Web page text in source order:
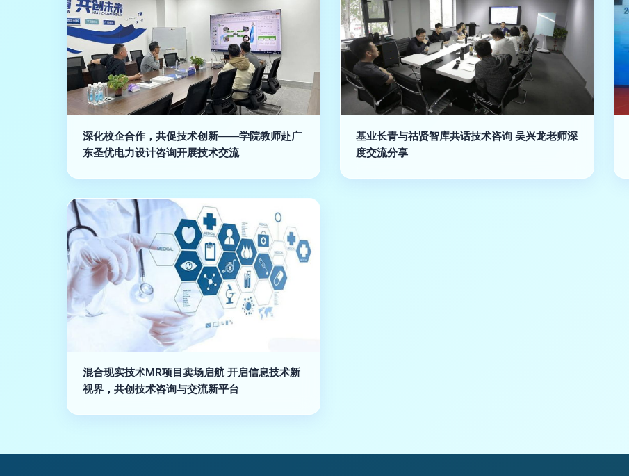
深化校企合作，共促技术创新——学院教师赴广
东圣优电力设计咨询开展技术交流
基业长青与祜贤智库共话技术咨询 吴兴龙老师深
度交流分享
混合现实技术MR项目卖场启航 开启信息技术新
视界，共创技术咨询与交流新平台